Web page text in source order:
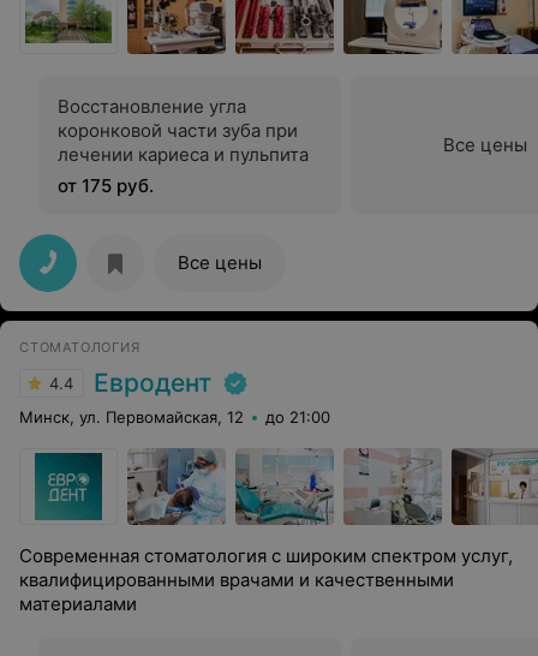
Восстановление угла
коронковой части зуба при
лечении кариеса и пульпита
от 175 руб.
Все цены
Все цены
СТОМАТОЛОГИЯ
4.4 Евродент
Минск, ул. Первомайская, 12 до 21:00
Современная стоматология с широким спектром услуг,
квалифицированными врачами и качественными
материалами